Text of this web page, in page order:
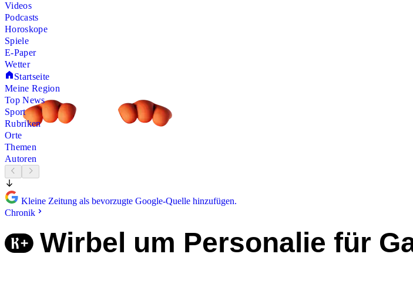
Videos
Podcasts
Horoskope
Spiele
E-Paper
Wetter
Startseite
Meine Region
Top News
Sport
Rubriken
Orte
Themen
Autoren
Kleine Zeitung als bevorzugte Google-Quelle hinzufügen.
Chronik
Wirbel um Personalie für